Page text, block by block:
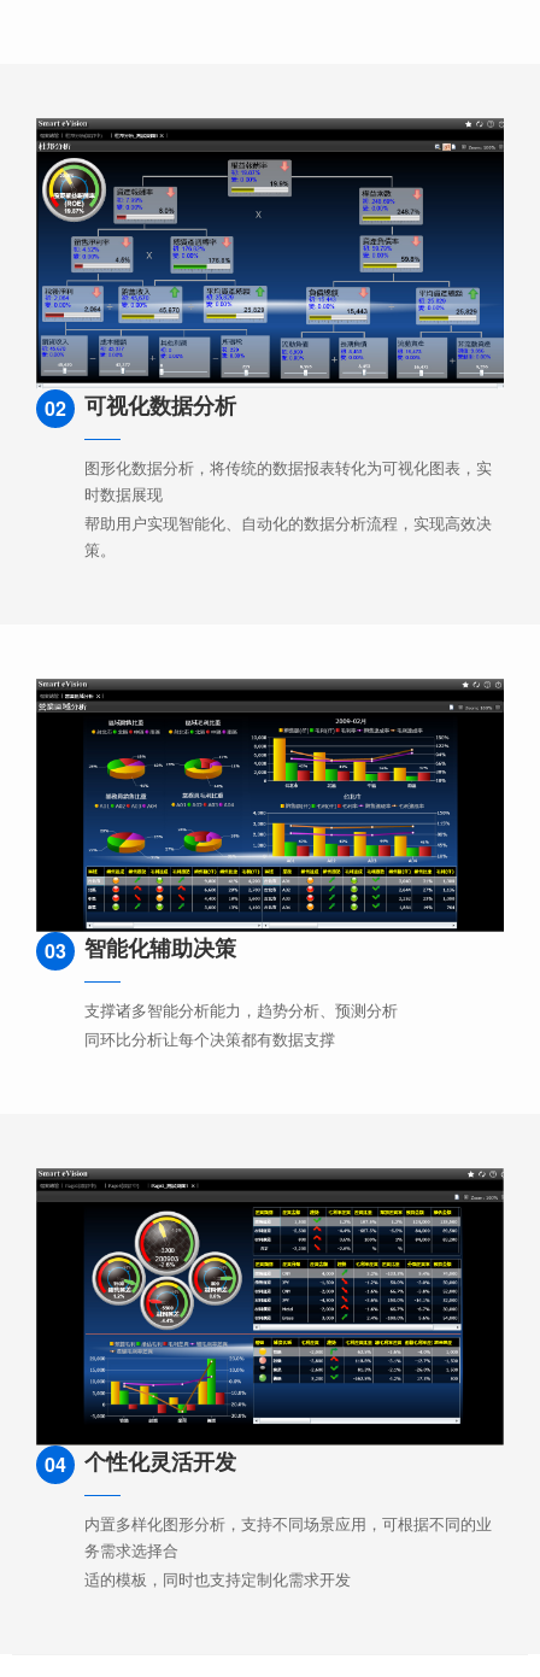
02 可视化数据分析
图形化数据分析，将传统的数据报表转化为可视化图表，实
时数据展现
帮助用户实现智能化、自动化的数据分析流程，实现高效决
策。
03 智能化辅助决策
支撑诸多智能分析能力，趋势分析、预测分析
同环比分析让每个决策都有数据支撑
04 个性化灵活开发
内置多样化图形分析，支持不同场景应用，可根据不同的业
务需求选择合
适的模板，同时也支持定制化需求开发